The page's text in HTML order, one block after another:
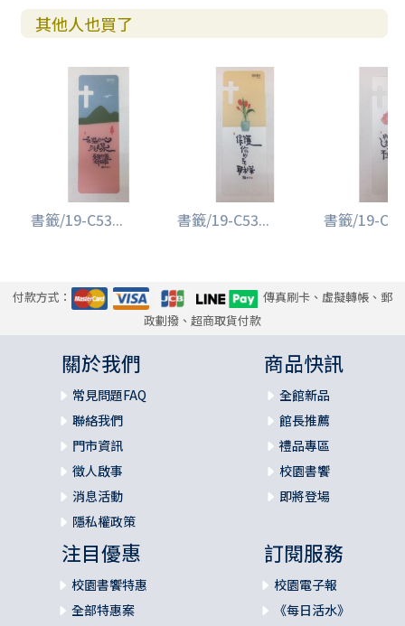
其他人也買了
書籤/19-C53... 書籤/19-C53... 書籤/19-
付款方式：
傳真刷卡、虛擬轉帳、郵
政劃撥、超商取貨付款
關於我們
常見問題FAQ
聯絡我們
門市資訊
徵人啟事
消息活動
隱私權政策
商品快訊
全館新品
館長推薦
禮品專區
校園書饗
即將登場
注目優惠
校園書饗特惠
全部特惠案
訂閱服務
校園電子報
《每日活水》